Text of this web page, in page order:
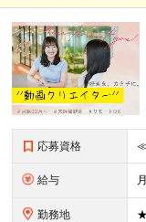
応募資格
給与
勤務地